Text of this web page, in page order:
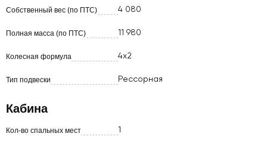
Собственный вес (по ПТС) 4 080
Полная масса (по ПТС) 11 980
Колесная формула 4х2
Тип подвески Рессорная
Кабина
Кол-во спальных мест 1